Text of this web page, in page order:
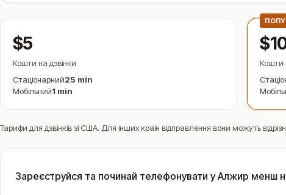
$5
Кошти на дзвінки
Стаціонарний25 min
Мобільний1 min
Кошти
Тарифи для дзвінків зі США. Для інших країн відправлення вони можуть
Зареєструйся та починай телефонувати у Алжир менш